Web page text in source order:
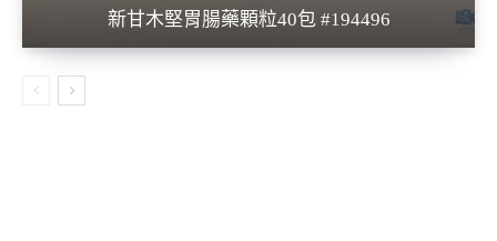
新甘木堅胃腸藥顆粒40包 #194496